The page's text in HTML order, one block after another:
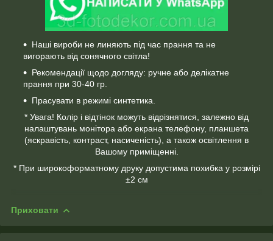
Наші вироби не линяють під час прання та не
вигорають від сонячного світла!
Рекомендації щодо догляду: ручне або делікатне
прання при 30-40 гр.
Прасувати в режимі синтетика.
* Увага! Колір і відтінок можуть відрізнятися, залежно від
налаштувань монітора або екрана телефону, планшета
(яскравість, контраст, насиченість), а також освітлення в
Вашому приміщенні.
* При широкоформатному друку допустима похибка у розмірі
±2 см
Приховати